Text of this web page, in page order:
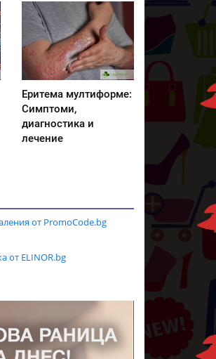
Еритема мултиформе:
Симптоми,
диагностика и
лечение
от PromoCode.bg
от ELINOR.bg